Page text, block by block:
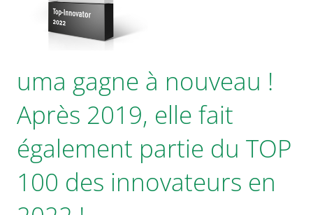
uma gagne à nouveau !
Après 2019, elle fait
également partie du TOP
100 des innovateurs en